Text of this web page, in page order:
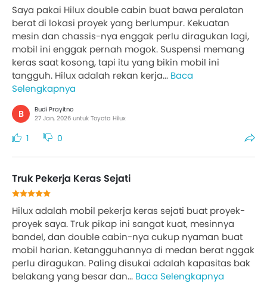
Saya pakai Hilux double cabin buat bawa peralatan
berat di lokasi proyek yang berlumpur. Kekuatan
mesin dan chassis-nya enggak perlu diragukan lagi,
mobil ini enggak pernah mogok. Suspensi memang
keras saat kosong, tapi itu yang bikin mobil ini
tangguh. Hilux adalah rekan kerja... Baca
Selengkapnya
B
Budi Prayitno
27 Jan, 2026 untuk Toyota Hilux
1 0
Truk Pekerja Keras Sejati
Hilux adalah mobil pekerja keras sejati buat proyek-
proyek saya. Truk pikap ini sangat kuat, mesinnya
bandel, dan double cabin-nya cukup nyaman buat
mobil harian. Ketangguhannya di medan berat nggak
perlu diragukan. Paling disukai adalah kapasitas bak
belakang yang besar dan... Baca Selengkapnya